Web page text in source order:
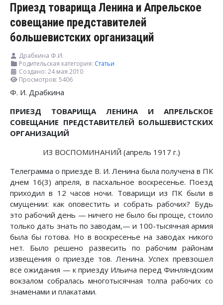
Приезд товарища Ленина и Апрельское
совещание представителей
большевистских организаций
Драбкина Ф.И.
Родительская категория: Статьи
Создано: 24 мая 2010
Просмотров: 5406
Ф. И. Драбкина
ПРИЕЗД ТОВАРИЩА ЛЕНИНА И АПРЕЛЬСКОЕ
СОВЕЩАНИЕ ПРЕДСТАВИТЕЛЕЙ БОЛЬШЕВИСТСКИХ
ОРГАНИЗАЦИЙ
ИЗ ВОСПОМИНАНИЙ (апрель 1917 г.)
Телеграмма о приезде В. И. Ленина была получена в ПК
днем 16(3) апреля, в пасхальное воскресенье. Поезд
приходил в 12 часов ночи. Товарищи из ПК были в
смущении: как оповестить и собрать рабочих? Будь
это рабочий день — ничего не было бы проще, стоило
только дать знать по заводам,— и 100-тысячная армия
была бы готова. Но в воскресенье на заводах никого
нет. Было решено развесить по рабочим районам
извещения о приезде тов. Ленина. Успех превзошел
все ожидания — к приезду Ильича перед Финляндским
вокзалом собралась многотысячная толпа рабочих со
знаменами и плакатами.